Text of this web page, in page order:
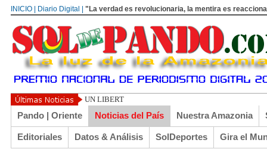
INICIO | Diario Digital | "La verdad es revolucionaria, la mentira es
UN LIBERTARIO LLAMADO EL TURI TORRICO
Pando | Oriente Noticias del País Nuestra Amazonia
Editoriales Datos & Análisis SolDeportes Gira el